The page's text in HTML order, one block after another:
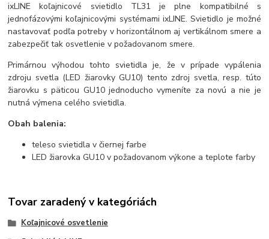
ixLINE koľajnicové svietidlo TL31 je plne kompatibilné s
jednofázovými koľajnicovými systémami ixLINE. Svietidlo je možné
nastavovať podľa potreby v horizontálnom aj vertikálnom smere a
zabezpečiť tak osvetlenie v požadovanom smere.
Primárnou výhodou tohto svietidla je, že v prípade vypálenia
zdroju svetla (LED žiarovky GU10) tento zdroj svetla, resp. túto
žiarovku s päticou GU10 jednoducho vymeníte za novú a nie je
nutná výmena celého svietidla.
Obah balenia:
teleso svietidla v čiernej farbe
LED žiarovka GU10 v požadovanom výkone a teplote farby
Tovar zaradený v kategóriách
Koľajnicové osvetlenie